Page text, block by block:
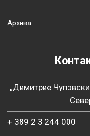
Архива
„Димитрие
+ 389 2 3 244 000